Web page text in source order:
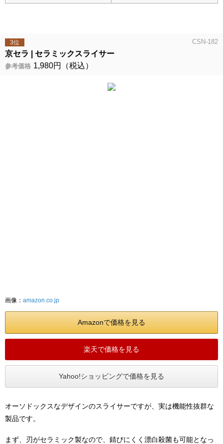
画像： amazon.co.jp
3位
京セラ セラミックスライサー
CSN-182
参考価格 1,980円（税込）
Amazonで価格を見る
楽天で価格を見る
Yahoo!ショッピングで価格を見る
オーソドックスなデザインのスライサーですが、実は機能性抜群な
製品です。
まず、刃がセラミック製なので、錆びにくく漂白殺菌も可能となっ